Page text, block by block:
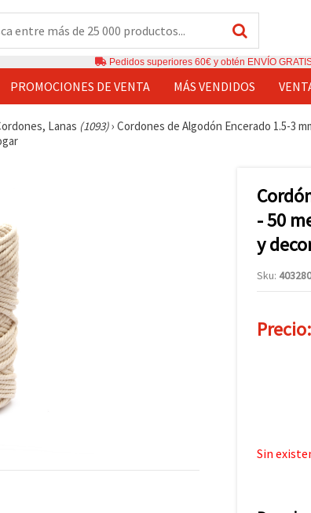
Pedidos superiores 60€ y obtén ENVÍO
PROMOCIONES DE VENTA MÁS VENDIDOS
Lanas (1093)› Cordones de Algodón Encerado 1.5-3
- 50
y
Sku: 403280
Precio:
Sin